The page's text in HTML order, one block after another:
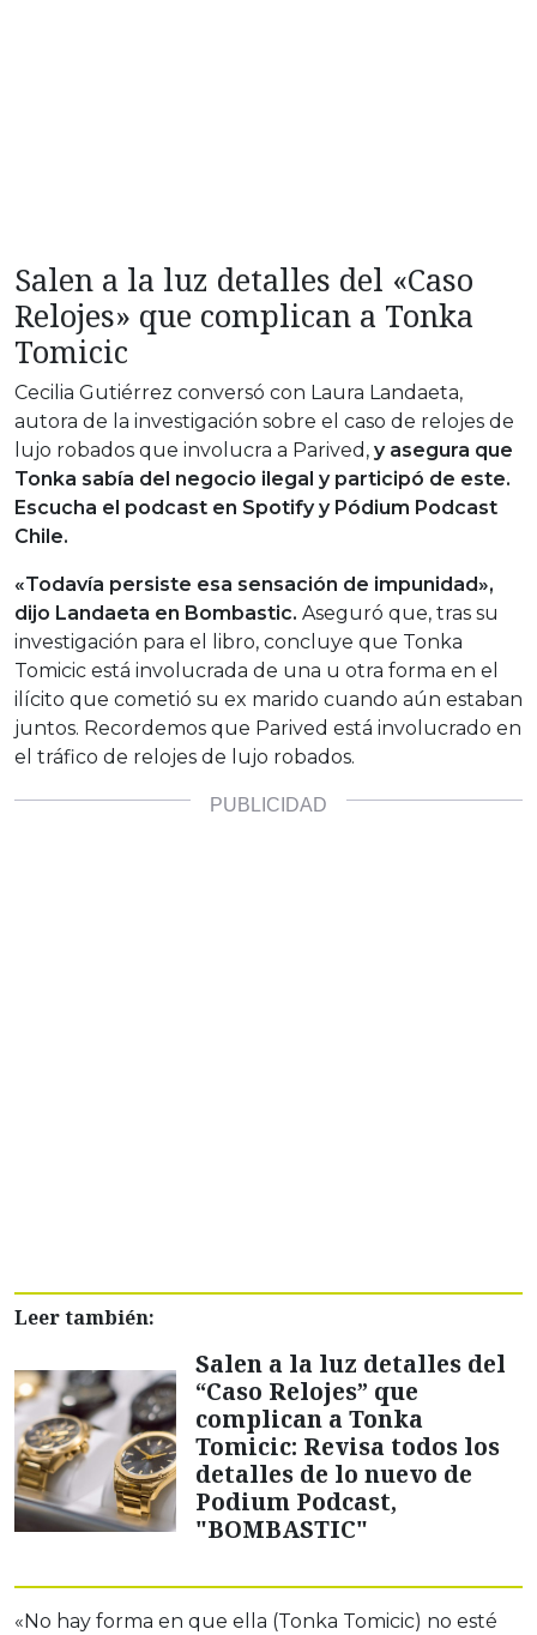
Salen a la luz detalles del «Caso
Relojes» que complican a Tonka
Tomicic
Cecilia Gutiérrez conversó con Laura Landaeta,
autora de la investigación sobre el caso de relojes de
lujo robados que involucra a Parived, y asegura que
Tonka sabía del negocio ilegal y participó de este.
Escucha el podcast en Spotify y Pódium Podcast
Chile.
«Todavía persiste esa sensación de impunidad»,
dijo Landaeta en Bombastic. Aseguró que, tras su
investigación para el libro, concluye que Tonka
Tomicic está involucrada de una u otra forma en el
ilícito que cometió su ex marido cuando aún estaban
juntos. Recordemos que Parived está involucrado en
el tráfico de relojes de lujo robados.
Leer también:
Salen a la luz detalles del
“Caso Relojes” que
complican a Tonka
Tomicic: Revisa todos los
detalles de lo nuevo de
Podium Podcast,
"BOMBASTIC"
«No hay forma en que ella (Tonka Tomicic) no esté